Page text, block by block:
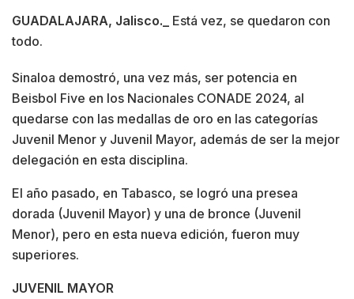
GUADALAJARA, Jalisco._
Está vez, se quedaron con
todo.
Sinaloa demostró, una vez más, ser potencia en
Beisbol Five en los Nacionales CONADE 2024, al
quedarse con las medallas de oro en las categorías
Juvenil Menor y Juvenil Mayor, además de ser la mejor
delegación en esta disciplina.
El año pasado, en Tabasco, se logró una presea
dorada (Juvenil Mayor) y una de bronce (Juvenil
Menor), pero en esta nueva edición, fueron muy
superiores.
JUVENIL MAYOR